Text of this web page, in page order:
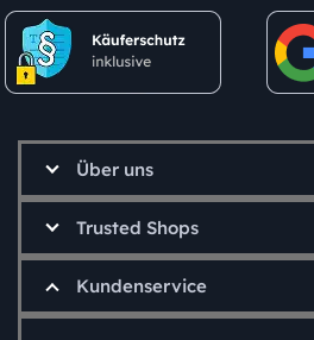
Über uns
Trusted Shops
Kundenservice